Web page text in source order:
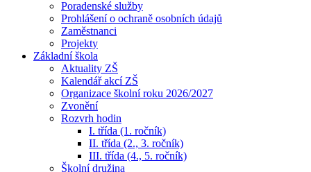
Poradenské služby
Prohlášení o ochraně osobních údajů
Zaměstnanci
Projekty
Základní škola
Aktuality ZŠ
Kalendář akcí ZŠ
Organizace školní roku 2026/2027
Zvonění
Rozvrh hodin
I. třída (1. ročník)
II. třída (2., 3. ročník)
III. třída (4., 5. ročník)
Školní družina